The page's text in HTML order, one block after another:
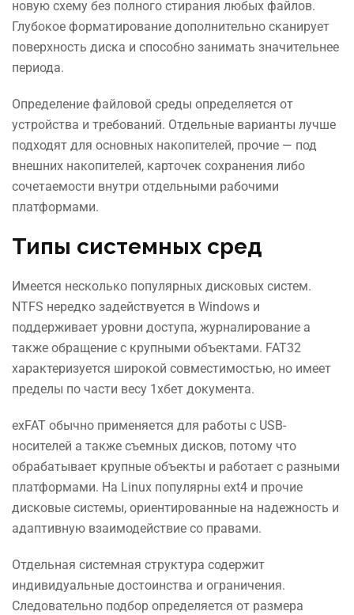
новую схему без полного стирания любых файлов.
Глубокое форматирование дополнительно сканирует
поверхность диска и способно занимать значительнее
периода.
Определение файловой среды определяется от
устройства и требований. Отдельные варианты лучше
подходят для основных накопителей, прочие — под
внешних накопителей, карточек сохранения либо
сочетаемости внутри отдельными рабочими
платформами.
Типы системных сред
Имеется несколько популярных дисковых систем.
NTFS нередко задействуется в Windows и
поддерживает уровни доступа, журналирование а
также обращение с крупными объектами. FAT32
характеризуется широкой совместимостью, но имеет
пределы по части весу 1хбет документа.
exFAT обычно применяется для работы с USB-
носителей а также съемных дисков, потому что
обрабатывает крупные объекты и работает с разными
платформами. На Linux популярны ext4 и прочие
дисковые системы, ориентированные на надежность и
адаптивную взаимодействие со правами.
Отдельная системная структура содержит
индивидуальные достоинства и ограничения.
Следовательно подбор определяется от размера